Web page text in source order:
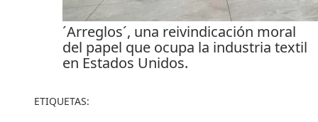
´Arreglos´, una reivindicación moral
del papel que ocupa la industria textil
en Estados Unidos.
ETIQUETAS: